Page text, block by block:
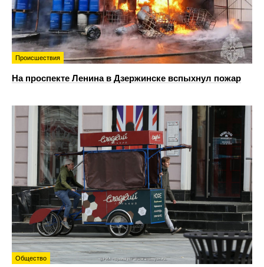
Происшествия
На проспекте Ленина в Дзержинске вспыхнул пожар
Общество